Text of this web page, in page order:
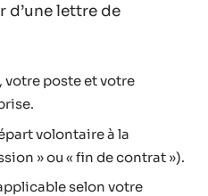
d’une lettre de
poste et votre
volontaire à la
» ou « fin de contrat »).
selon votre